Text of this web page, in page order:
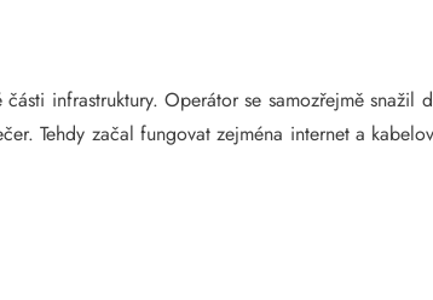
infrastruktury. Operátor se samozřejmě snažil
Tehdy začal fungovat zejména internet a